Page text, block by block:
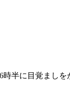
半に目覚まし